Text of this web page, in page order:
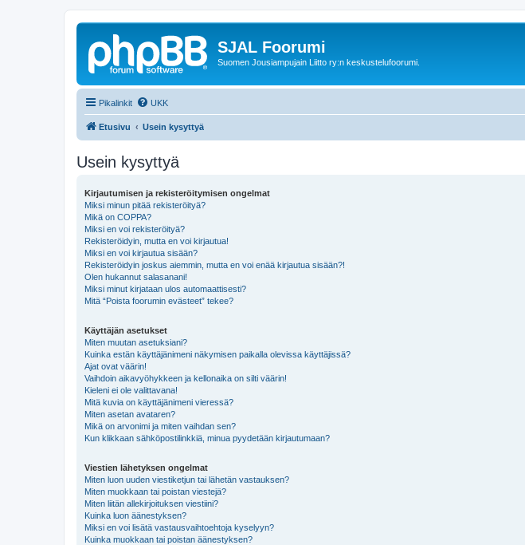
SJAL Foorumi
Suomen Jousiampujain Liitto ry:n keskustelufoorumi.
Pikalinkit UKK
Etusivu Usein kysyttyä
Usein kysyttyä
Kirjautumisen ja rekisteröitymisen ongelmat
Miksi minun pitää rekisteröityä?
Mikä on COPPA?
Miksi en voi rekisteröityä?
Rekisteröidyin, mutta en voi kirjautua!
Miksi en voi kirjautua sisään?
Rekisteröidyin joskus aiemmin, mutta en voi enää kirjautua sisään?!
Olen hukannut salasanani!
Miksi minut kirjataan ulos automaattisesti?
Mitä “Poista foorumin evästeet” tekee?
Käyttäjän asetukset
Miten muutan asetuksiani?
Kuinka estän käyttäjänimeni näkymisen paikalla olevissa käyttäjissä?
Ajat ovat väärin!
Vaihdoin aikavyöhykkeen ja kellonaika on silti väärin!
Kieleni ei ole valittavana!
Mitä kuvia on käyttäjänimeni vieressä?
Miten asetan avataren?
Mikä on arvonimi ja miten vaihdan sen?
Kun klikkaan sähköpostilinkkiä, minua pyydetään kirjautumaan?
Viestien lähetyksen ongelmat
Miten luon uuden viestiketjun tai lähetän vastauksen?
Miten muokkaan tai poistan viestejä?
Miten liitän allekirjoituksen viestiini?
Kuinka luon äänestyksen?
Miksi en voi lisätä vastausvaihtoehtoja kyselyyn?
Kuinka muokkaan tai poistan äänestyksen?